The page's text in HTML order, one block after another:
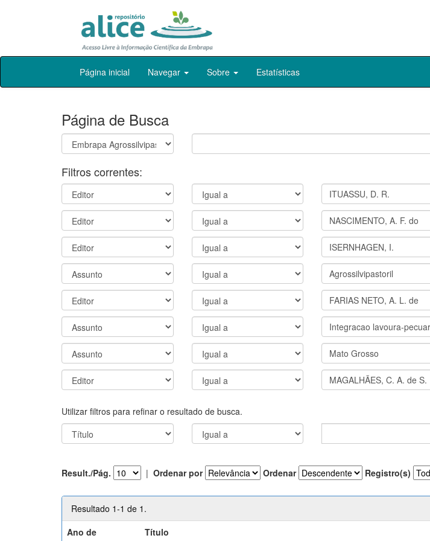
Skip
Página inicial Navegar Sobre Estatísticas
Página de Busca
Filtros correntes:
Utilizar filtros para refinar o resultado de busca.
Result./Pág. | Ordenar por Ordenar Registro(s)
Resultado 1-1 de 1.
Ano de
Título